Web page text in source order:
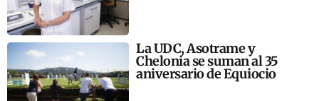
La UDC, Asotrame y
Chelonia se suman al 35
aniversario de Equiocio